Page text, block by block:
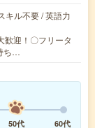
キル不要 / 英語力
歓迎！〇フリータ
ち…
50代 60代